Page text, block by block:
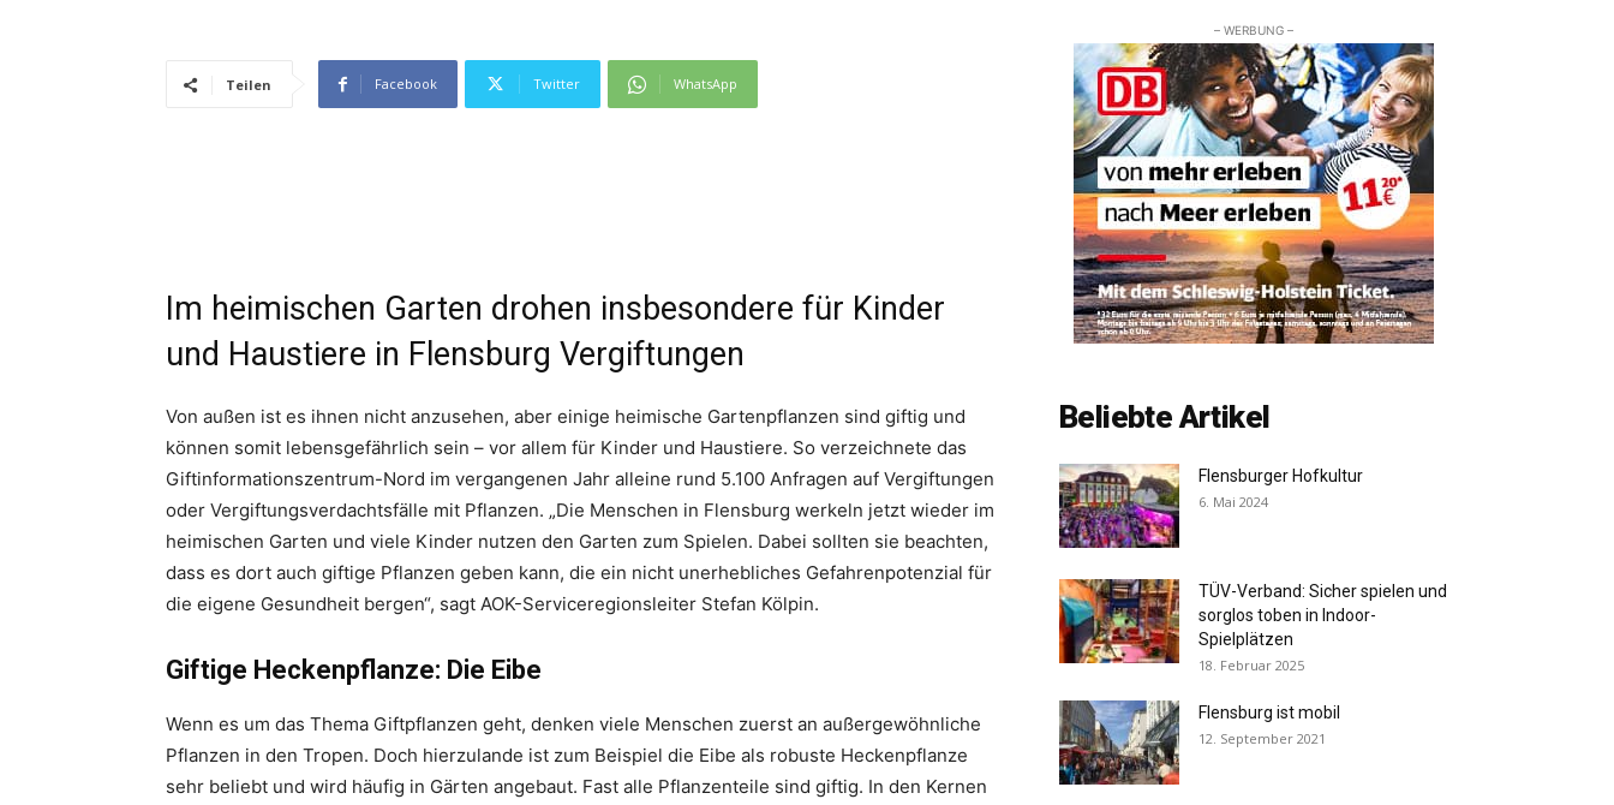
Teilen Facebook Twitter WhatsApp
Im heimischen Garten drohen insbesondere für Kinder
und Haustiere in Flensburg Vergiftungen
Von außen ist es ihnen nicht anzusehen, aber einige heimische Gartenpflanzen sind giftig und
können somit lebensgefährlich sein – vor allem für Kinder und Haustiere. So verzeichnete das
Giftinformationszentrum-Nord im vergangenen Jahr alleine rund 5.100 Anfragen auf Vergiftungen
oder Vergiftungsverdachtsfälle mit Pflanzen. „Die Menschen in Flensburg werkeln jetzt wieder im
heimischen Garten und viele Kinder nutzen den Garten zum Spielen. Dabei sollten sie beachten,
dass es dort auch giftige Pflanzen geben kann, die ein nicht unerhebliches Gefahrenpotenzial für
die eigene Gesundheit bergen“, sagt AOK-Serviceregionsleiter Stefan Kölpin.
Giftige Heckenpflanze: Die Eibe
Wenn es um das Thema Giftpflanzen geht, denken viele Menschen zuerst an außergewöhnliche
Pflanzen in den Tropen. Doch hierzulande ist zum Beispiel die Eibe als robuste Heckenpflanze
sehr beliebt und wird häufig in Gärten angebaut. Fast alle Pflanzenteile sind giftig. In den Kernen
– WERBUNG –
Beliebte Artikel
Flensburger Hofkultur
6. Mai 2024
TÜV-Verband: Sicher spielen und
sorglos toben in Indoor-
Spielplätzen
18. Februar 2025
Flensburg ist mobil
12. September 2021